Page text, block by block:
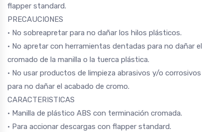
flapper standard.
PRECAUCIONES
• No sobreapretar para no dañar los hilos plásticos.
• No apretar con herramientas dentadas para no dañar el
cromado de la manilla o la tuerca plástica.
• No usar productos de limpieza abrasivos y/o corrosivos
para no dañar el acabado de cromo.
CARACTERISTICAS
• Manilla de plástico ABS con terminación cromada.
• Para accionar descargas con flapper standard.